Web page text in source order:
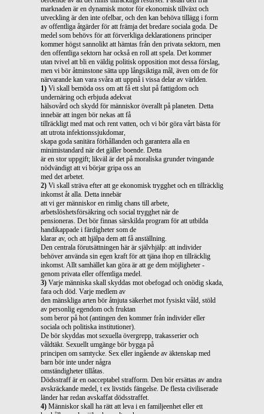
marknaden är en dynamisk motor för ekonomisk tillväxt och
utveckling är den inte ofelbar, och den kan behöva tillägg i form
av offentliga åtgärder för att främja det bredare sociala goda. De
medel som behövs för att förverkliga deklarationens principer
kommer högst sannolikt att hämtas från den privata sektorn, men
den offentliga sektorn har också en roll att spela. Det kommer
utan tvivel att bli en väldig politisk opposition mot dessa förslag,
men vi bör åtminstone sätta upp långsiktiga mål, även om de för
närvarande kan vara svåra att uppnå i vissa delar av världen.
1) Vi skall bemöda oss om att få ett slut på fattigdom och
undernäring och erbjuda adekvat
hälsovård och skydd för människor överallt på planeten. Detta
innebär att ingen bör nekas att få
tillräckligt med mat och rent vatten, och vi bör göra vårt bästa för
att utrota infektionssjukdomar,
skapa goda sanitära förhållanden och garantera alla en
minimistandard när det gäller boende. Detta
är en stor uppgift; likväl är det på moraliska grunder tvingande
nödvändigt att vi börjar gripa oss an
med det arbetet.
2) Vi skall sträva efter att ge ekonomisk trygghet och en tillräcklig
inkomst åt alla. Detta innebär
att vi ger människor en rimlig chans till arbete,
arbetslöshetsförsäkring och social trygghet när de
pensioneras. Det bör finnas särskilda program för att utbilda
handikappade i färdigheter som de
klarar av, och att hjälpa dem att få anställning.
Den centrala förutsättningen här är självhjälp: att individer
behöver använda sin egen kraft för att tjäna ihop en tillräcklig
inkomst. Allt samhället kan göra är att ge dem möjligheter -
genom privata eller offentliga medel.
3) Varje människa skall skyddas mot obefogad och onödig skada,
fara och död. Varje medlem av
den mänskliga arten bör åtnjuta säkerhet mot fysiskt våld, stöld
av personlig egendom och fruktan
som beror på hot (antingen den kommer från individer eller
sociala och politiska institutioner).
De bör skyddas mot sexuella övergrepp, trakasserier och
våldtäkt. Sexuellt umgänge bör bygga på
principen om samtycke. Sex eller ingående av äktenskap med
barn bör inte under några
omständigheter tillåtas.
Dödsstraff är en oacceptabel strafform. Den bör ersättas av andra
avskräckande medel, t ex livstids fängelse. De flesta civiliserade
länder har redan avskaffat dödsstraffet.
4) Människor skall ha rätt att leva i en familjeenhet eller ett